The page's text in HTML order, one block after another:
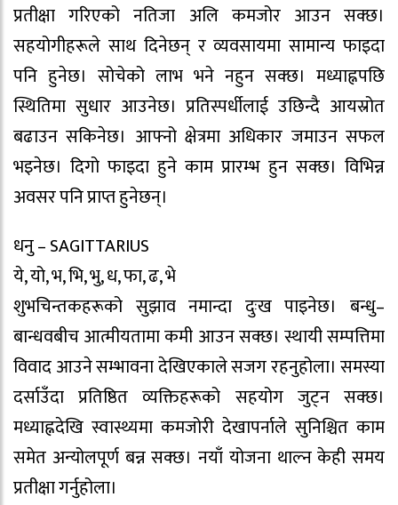
प्रतीक्षा गरिएको नतिजा अलि कमजोर आउन सक्छ।
सहयोगीहरूले साथ दिनेछन् र व्यवसायमा सामान्य फाइदा
पनि हुनेछ। सोचेको लाभ भने नहुन सक्छ। मध्याह्नपछि
स्थितिमा सुधार आउनेछ। प्रतिस्पर्धीलाई उछिन्दै आयस्रोत
बढाउन सकिनेछ। आफ्नो क्षेत्रमा अधिकार जमाउन सफल
भइनेछ। दिगो फाइदा हुने काम प्रारम्भ हुन सक्छ। विभिन्न
अवसर पनि प्राप्त हुनेछन्।
धनु – SAGITTARIUS
ये, यो, भ, भि, भु, ध, फा, ढ, भे
शुभचिन्तकहरूको सुझाव नमान्दा दुःख पाइनेछ। बन्धु–
बान्धवबीच आत्मीयतामा कमी आउन सक्छ। स्थायी सम्पत्तिमा
विवाद आउने सम्भावना देखिएकाले सजग रहनुहोला। समस्या
दर्साउँदा प्रतिष्ठित व्यक्तिहरूको सहयोग जुट्न सक्छ।
मध्याह्नदेखि स्वास्थ्यमा कमजोरी देखापर्नाले सुनिश्चित काम
समेत अन्योलपूर्ण बन्न सक्छ। नयाँ योजना थाल्न केही समय
प्रतीक्षा गर्नुहोला।